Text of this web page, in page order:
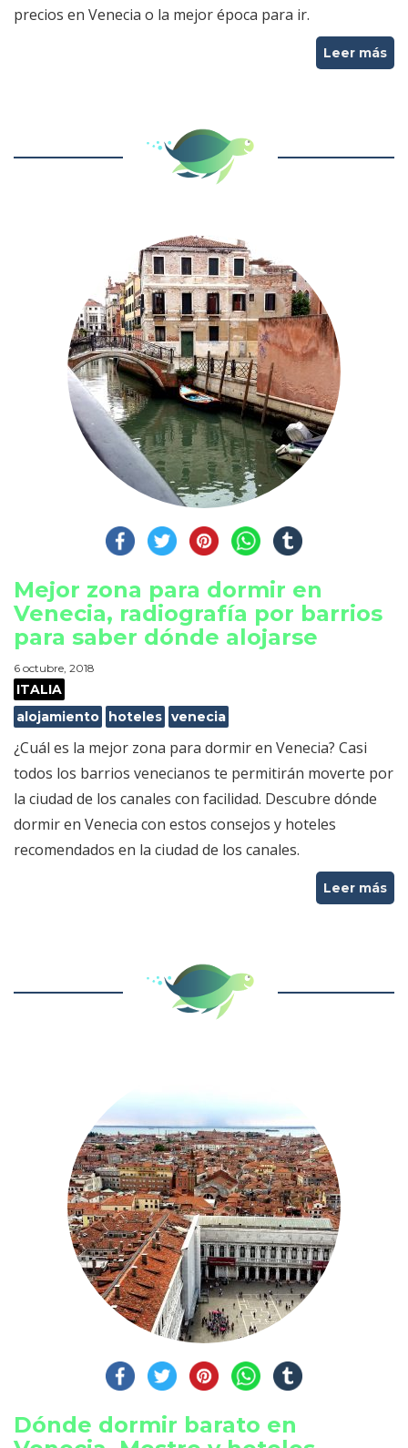
precios en Venecia o la mejor época para ir.
Leer más
Mejor zona para dormir en
Venecia, radiografía por barrios
para saber dónde alojarse
6 octubre, 2018
ITALIA
alojamiento
hoteles venecia
¿Cuál es la mejor zona para dormir en Venecia? Casi
todos los barrios venecianos te permitirán moverte por
la ciudad de los canales con facilidad. Descubre dónde
dormir en Venecia con estos consejos y hoteles
recomendados en la ciudad de los canales.
Leer más
Dónde dormir barato en